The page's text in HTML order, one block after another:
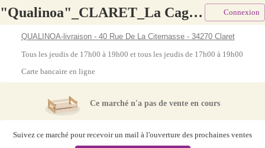
"Qualinoa"_CLARET_La Cagette Connexion
QUALINOA-livraison - 40 Rue De La Citernasse - 34270 Claret
Tous les jeudis de 17h00 à 19h00 et tous les jeudis de 17h00 à 19h00
Carte bancaire en ligne
Suivez ce marché pour recevoir un mail à l'ouverture des prochaines ventes
Ce marché n'a pas de vente en cours